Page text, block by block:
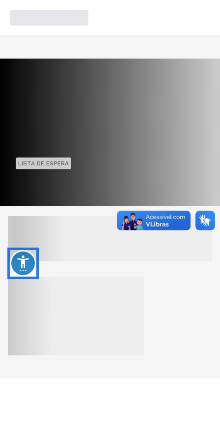
LISTA DE ESPERA